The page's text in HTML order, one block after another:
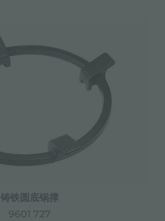
铸铁圆底锅撑
9601 727